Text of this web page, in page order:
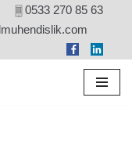
0533 270 85 63